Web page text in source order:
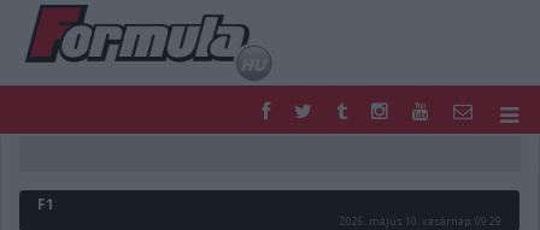
FORMULA
MOTOR
F1
2026. május 10. vasárnap, 09:29